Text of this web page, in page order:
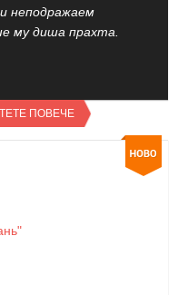
неподражаем
му диша прахта.
ПОВЕЧЕ